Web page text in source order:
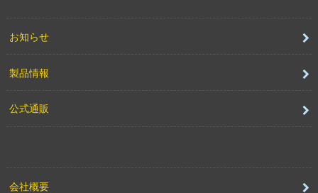
お知らせ
製品情報
公式通販
会社概要